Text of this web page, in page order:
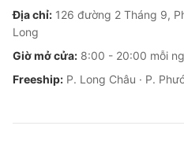
Địa chỉ: 126 đường 2 Tháng 9,
Long
Giờ mở cửa: 8:00 - 20:00 mỗi
Freeship: P. Long Châu · P.